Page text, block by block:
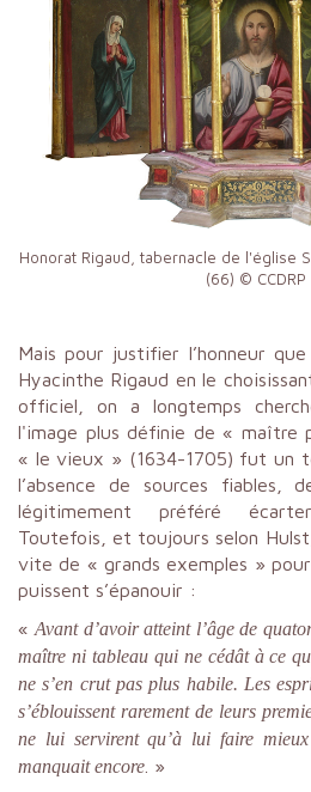
Honorat Rigaud, tabernacle de l'église
(66) © CCDRP
Mais pour justifier l’honneur
Hyacinthe Rigaud en le
officiel, on a longtemps
l'image plus définie de « maître
« le vieux » (1634-1705) fut un
l’absence de sources fiables,
légitimement préféré
Toutefois, et toujours selon
vite de « grands exemples »
puissent s’épanouir :
«Avant d’avoir atteint l’âge de
maître ni tableau qui ne cédât à ce
ne s’en crut pas plus habile. Les
s’éblouissent rarement de leurs
ne lui servirent qu’à lui faire
manquait encore . »